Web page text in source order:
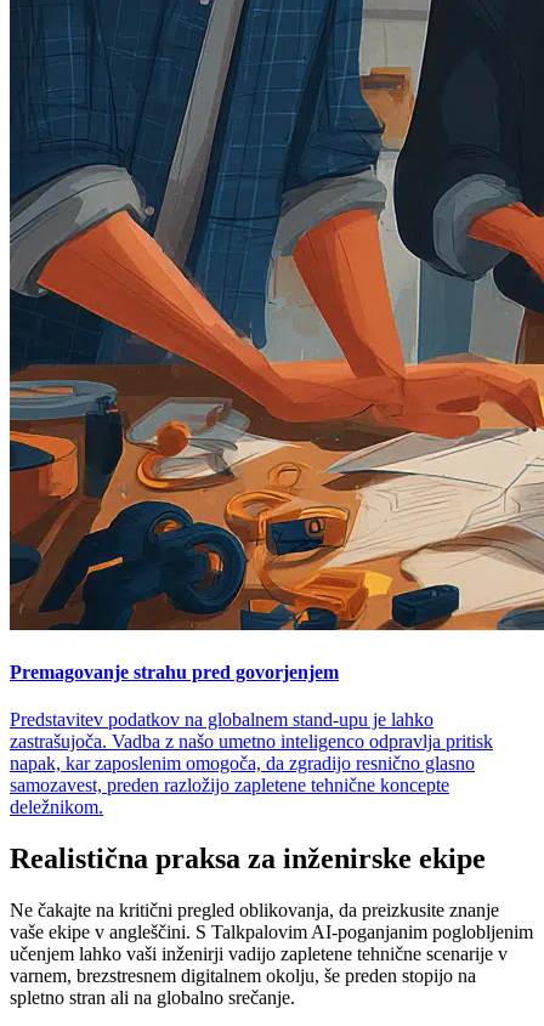
Premagovanje strahu pred govorjenjem
Predstavitev podatkov na globalnem stand-upu je lahko
zastrašujoča. Vadba z našo umetno inteligenco odpravlja pritisk
napak, kar zaposlenim omogoča, da zgradijo resnično glasno
samozavest, preden razložijo zapletene tehnične koncepte
deležnikom.
Realistična praksa za inženirske ekipe
Ne čakajte na kritični pregled oblikovanja, da preizkusite znanje
vaše ekipe v angleščini. S Talkpalovim AI-poganjanim poglobljenim
učenjem lahko vaši inženirji vadijo zapletene tehnične scenarije v
varnem, brezstresnem digitalnem okolju, še preden stopijo na
spletno stran ali na globalno srečanje.